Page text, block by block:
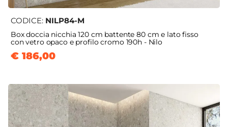
CODICE: NILP84-M
Box doccia nicchia 120 cm battente 80 cm e lato fisso
con vetro opaco e profilo cromo 190h - Nilo
€ 186,00